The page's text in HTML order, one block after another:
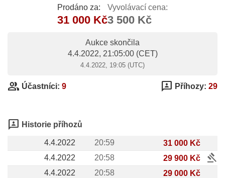
Prodáno za:
31 000 Kč
Vyvolávací cena:
3 500 Kč
Aukce skončila
4.4.2022, 21:05:00(CET)
4.4.2022, 19:05 (UTC)
group Účastníci: 9 3p Příhozy: 29
3p Historie příhozů
4.4.2022 20:59
31 000 Kč
4.4.2022
20:58 29 900 Kč gavel
4.4.2022 20:58
29 000 Kč